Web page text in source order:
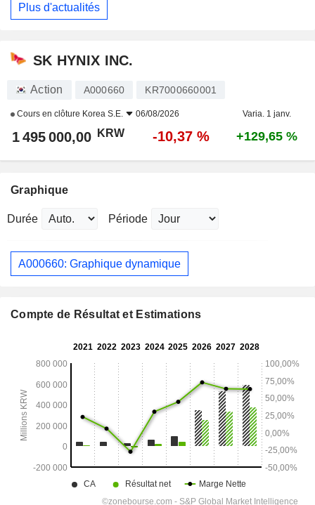
Plus d'actualités
SK HYNIX INC.
Action A000660 KR7000660001
Cours en clôture Korea S.E. 06/08/2026 Varia. 1 janv.
1 495 000,00 KRW -10,37 % +129,65 %
Graphique
Durée Période
A000660: Graphique dynamique
Compte de Résultat et Estimations